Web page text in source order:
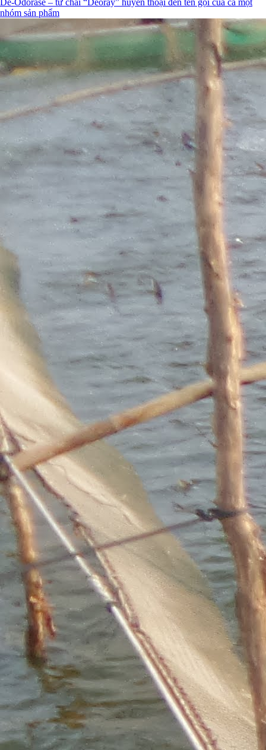
De-Odorase – từ chai “Deoray” huyền thoại đến tên gọi của cả một
nhóm sản phẩm